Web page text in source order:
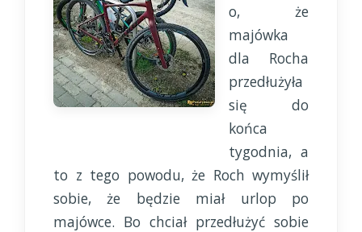
o, że
majówka
dla Rocha
przedłużyła
się do
końca
tygodnia, a
to z tego powodu, że Roch wymyślił
sobie, że będzie miał urlop po
majówce. Bo chciał przedłużyć sobie